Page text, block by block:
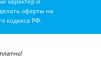
оферты на
кодекса РФ.